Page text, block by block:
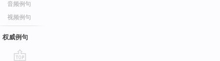
音频例句
视频例句
权威例句